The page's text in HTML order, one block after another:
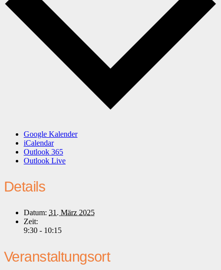
Google Kalender
iCalendar
Outlook 365
Outlook Live
Details
Datum: 31. März 2025
Zeit:
9:30 - 10:15
Veranstaltungsort